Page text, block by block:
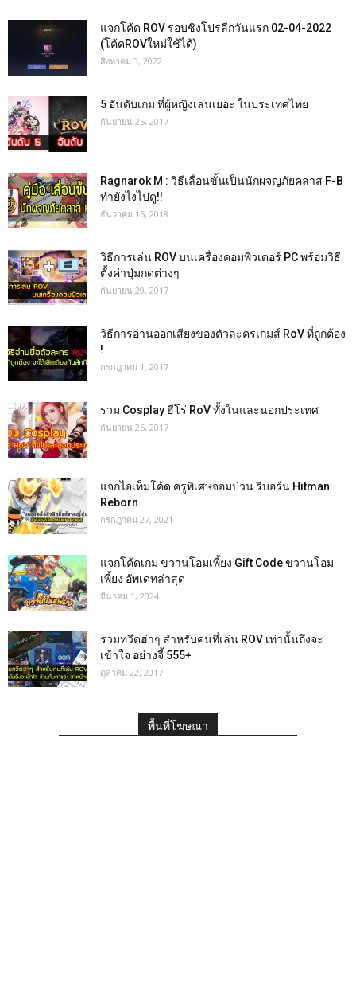
แจกโค้ด ROV รอบชิงโปรลีกวันแรก 02-04-2022
(โค้ดROVใหม่ใช้ได้)
สิงหาคม 3, 2022
5 อันดับเกม ที่ผู้หญิงเล่นเยอะ ในประเทศไทย
กันยายน 25, 2017
Ragnarok M : วิธีเลื่อนขั้นเป็นนักผจญภัยคลาส F-B
ทำยังไงไปดู!!
ธันวาคม 16, 2018
วิธีการเล่น ROV บนเครื่องคอมพิวเตอร์ PC พร้อมวิธี
ตั้งค่าปุ่มกดต่างๆ
กันยายน 29, 2017
วิธีการอ่านออกเสียงของตัวละครเกมส์ RoV ที่ถูกต้อง
!
กรกฎาคม 1, 2017
รวม Cosplay ฮีโร่ RoV ทั้งในและนอกประเทศ
กันยายน 26, 2017
แจกไอเท็มโค้ด ครูพิเศษจอมป่วน รีบอร์น Hitman
Reborn
กรกฎาคม 27, 2021
แจกโค้ดเกม ขวานโอมเพี้ยง Gift Code ขวานโอม
เพี้ยง อัพเดทล่าสุด
มีนาคม 1, 2024
รวมทวีตฮ่าๆ สำหรับคนที่เล่น ROV เท่านั้นถึงจะ
เข้าใจ อย่างจี้ 555+
ตุลาคม 22, 2017
พื้นที่โฆษณา